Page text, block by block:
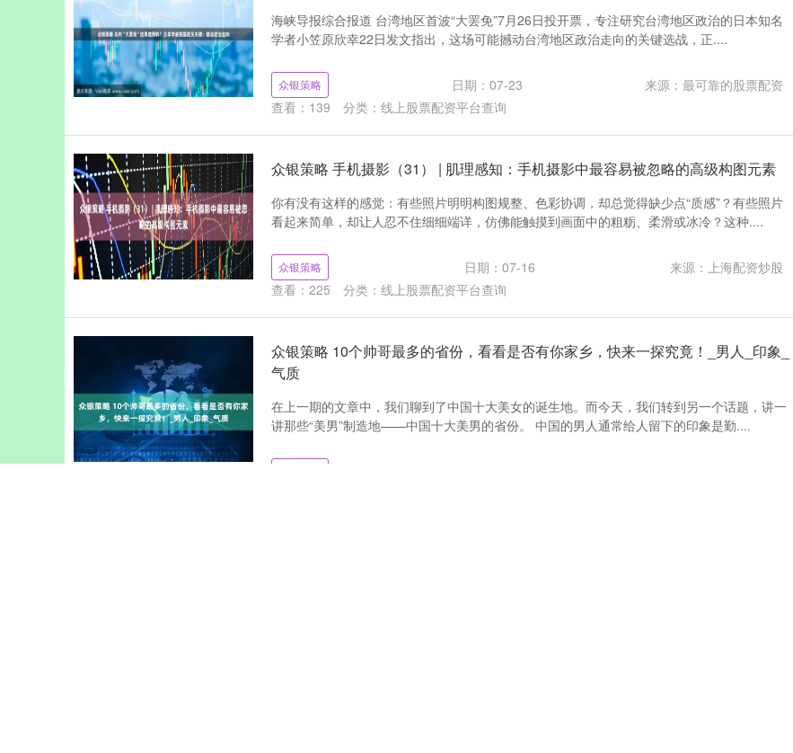
海峡导报综合报道 台湾地区首波“大罢免”7月26日投开票，专注研究台湾地区政治的日本知名
学者小笠原欣幸22日发文指出，这场可能撼动台湾地区政治走向的关键选战，正....
众银策略 日期：07-23
来源：最可靠的股票配资
查看： 139 分类： 线上股票配资平台查询
众银策略 手机摄影（31） | 肌理感知：手机摄影中最容易被忽略的高级构图元素
你有没有这样的感觉：有些照片明明构图规整、色彩协调，却总觉得缺少点“质感”？有些照片
看起来简单，却让人忍不住细细端详，仿佛能触摸到画面中的粗粝、柔滑或冰冷？这种....
众银策略 日期：07-16
来源：上海配资炒股
查看： 225 分类： 线上股票配资平台查询
众银策略 10个帅哥最多的省份，看看是否有你家乡，快来一探究竟！_男人_印象_
气质
在上一期的文章中，我们聊到了中国十大美女的诞生地。而今天，我们转到另一个话题，讲一
讲那些“美男”制造地——中国十大美男的省份。 中国的男人通常给人留下的印象是勤....